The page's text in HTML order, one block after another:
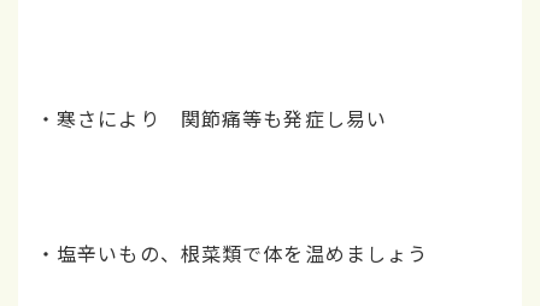
・寒さにより 関節痛等も発症し易い
・塩辛いもの、根菜類で体を温めましょう